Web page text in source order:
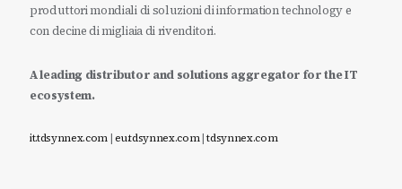
produttori mondiali di soluzioni di information technology e
con decine di migliaia di rivenditori.
A leading distributor and solutions aggregator for the IT
ecosystem.
it.tdsynnex.com|eu.tdsynnex.com|tdsynnex.com